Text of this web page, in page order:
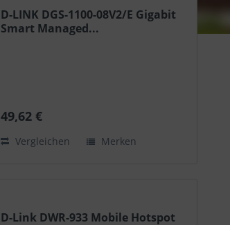
D-LINK DGS-1100-08V2/E Gigabit
Smart Managed...
49,62 €
Vergleichen Merken
D-Link DWR-933 Mobile Hotspot